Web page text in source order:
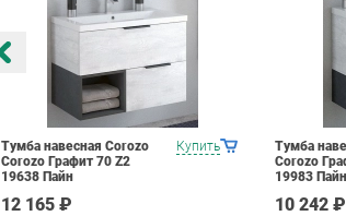
Купить
Тумба навесная Corozo
Corozo Графит 70 Z2
19638 Пайн
12 165 ₽
Тумба
Corozo
19983 Пайн
10 242 ₽